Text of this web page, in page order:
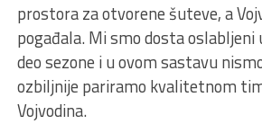
prostora za otvorene šuteve, a
pogađala. Mi smo dosta oslabljeni
deo sezone i u ovom sastavu
ozbiljnije pariramo kvalitetnom
Vojvodina.